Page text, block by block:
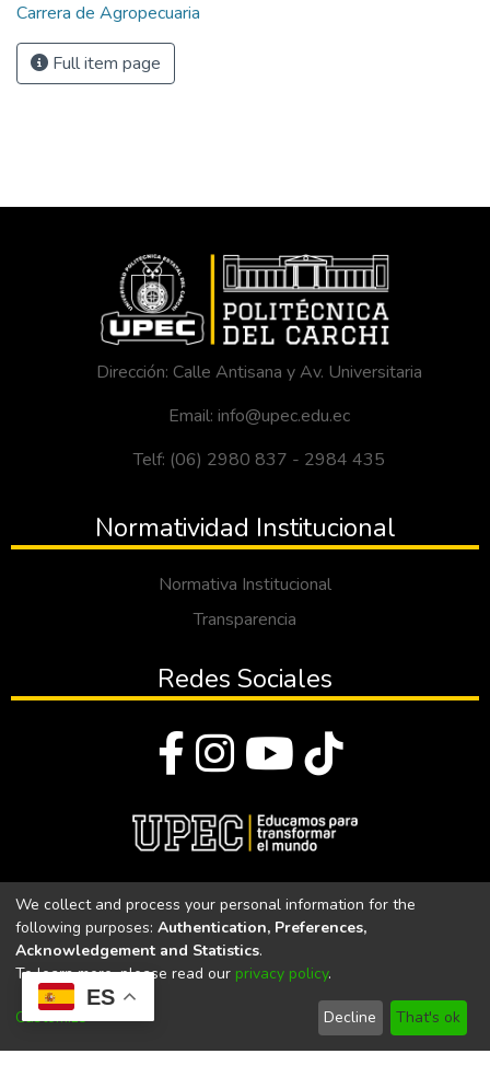
ES
Carrera de Agropecuaria
Full item page
Dirección: Calle Antisana y Av. Universitaria
Email: info@upec.edu.ec
Telf: (06) 2980 837 - 2984 435
Normatividad Institucional
Normativa Institucional
Transparencia
Redes Sociales
Universidad Politécnica Estatal del Carchi
Universidad Politécnica Estatal del Carchi | Acreditada por el
CACES Resolución N°. 160-SE-33-CACES-2020
We collect and process your personal information for the
following purposes: Authentication, Preferences,
Acknowledgement and Statistics.
To learn more, please read our privacy policy.
Customize Decline That's ok